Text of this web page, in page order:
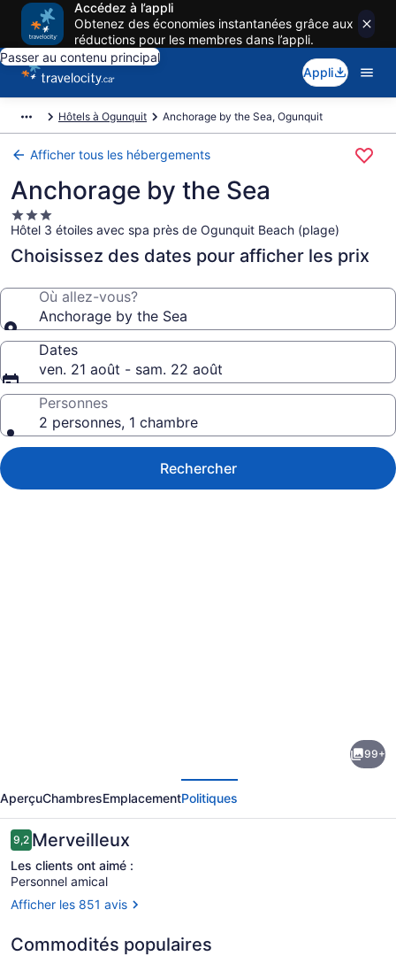
Accédez à l’appli
Obtenez des économies instantanées grâce aux
réductions pour les membres dans l’appli.
Passer au contenu principal
Appli
Hôtels à Ogunquit Anchorage by the Sea, Ogunquit
Afficher tous les hébergements
Anchorage by the Sea
Hébergement
3.0 étoiles
Hôtel 3 étoiles avec spa près de Ogunquit Beach (plage)
Choisissez des dates pour afficher les prix
Où allez-vous?
Anchorage by the Sea
Dates
ven. 21 août - sam. 22 août
Personnes
2 personnes, 1 chambre
Rechercher
Anchorage
by
the
Sea
99+
AperçuChambresEmplacementPolitiques
Avis
9,29,2 sur 10 –
Merveilleux
Les clients ont aimé :
Personnel amical
Afficher les 851 avis
Commodités populaires